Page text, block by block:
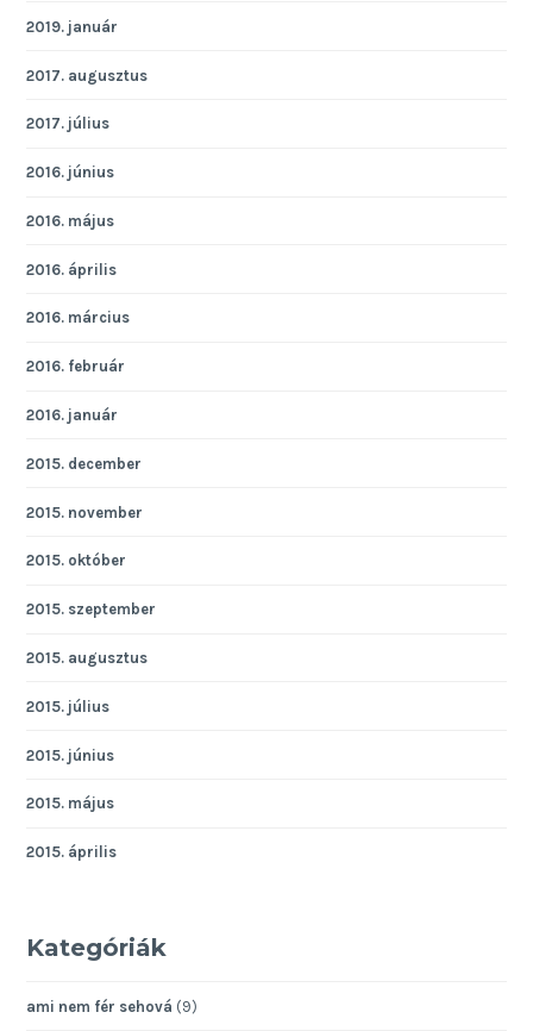
2019. január
2017. augusztus
2017. július
2016. június
2016. május
2016. április
2016. március
2016. február
2016. január
2015. december
2015. november
2015. október
2015. szeptember
2015. augusztus
2015. július
2015. június
2015. május
2015. április
Kategóriák
ami nem fér sehová (9)